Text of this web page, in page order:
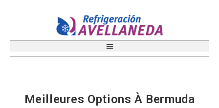
Meilleures Options À Bermuda